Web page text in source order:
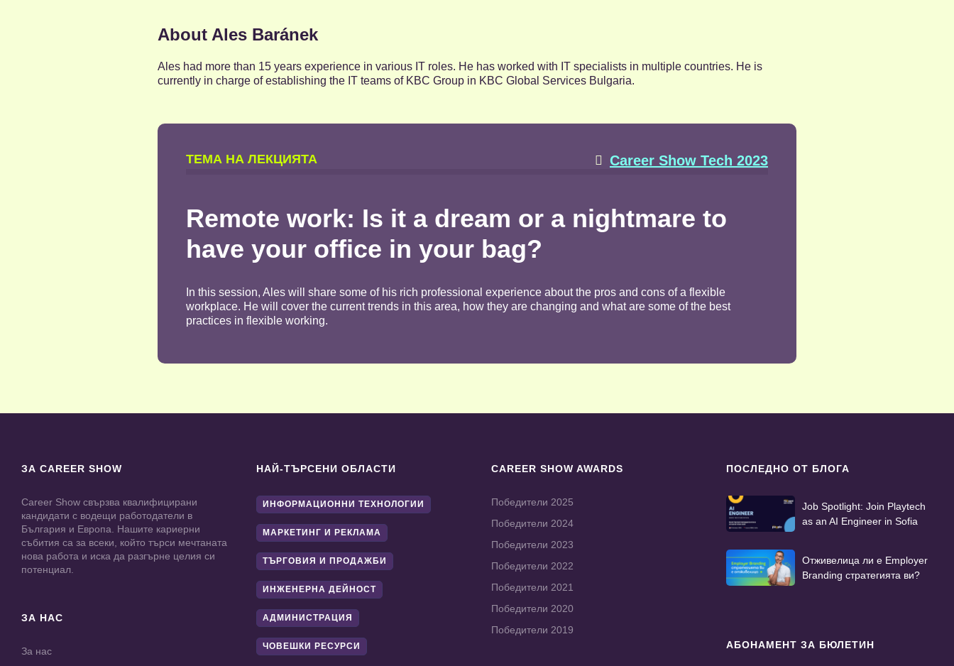
About Ales Baránek
Ales had more than 15 years experience in various IT roles. He has worked with IT specialists in multiple countries. He is
currently in charge of establishing the IT teams of KBC Group in KBC Global Services Bulgaria.
TЕМА НА ЛЕКЦИЯТА  Career Show Tech 2023
Remote work: Is it a dream or a nightmare to
have your office in your bag?
In this session, Ales will share some of his rich professional experience about the pros and cons of a flexible
workplace. He will cover the current trends in this area, how they are changing and what are some of the best
practices in flexible working.
ЗА CAREER SHOW
Career Show свързва квалифицирани
кандидати с водещи работодатели в
България и Европа. Нашите кариерни
събития са за всеки, който търси мечтаната
нова работа и иска да разгърне целия си
потенциал.
ЗА НАС
За нас
НАЙ-ТЪРСЕНИ ОБЛАСТИ
ИНФОРМАЦИОННИ ТЕХНОЛОГИИ
МАРКЕТИНГ И РЕКЛАМА
ТЪРГОВИЯ И ПРОДАЖБИ
ИНЖЕНЕРНА ДЕЙНОСТ
АДМИНИСТРАЦИЯ
ЧОВЕШКИ РЕСУРСИ
CAREER SHOW AWARDS
Победители 2025
Победители 2024
Победители 2023
Победители 2022
Победители 2021
Победители 2020
Победители 2019
ПОСЛЕДНО ОТ БЛОГА
Job Spotlight: Join Playtech
as an AI Engineer in Sofia
Отживелица ли е Employer
Branding стратегията ви?
АБОНАМЕНТ ЗА БЮЛЕТИН